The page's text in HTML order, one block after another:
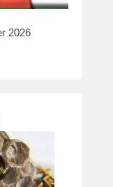
2026